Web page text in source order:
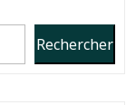
Rechercher